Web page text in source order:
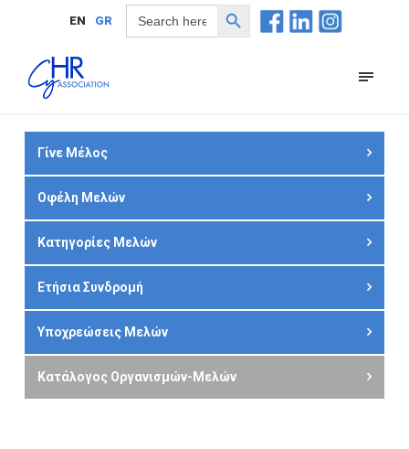
EN GR
Search
for:
Search Button
Γίνε Μέλος
Οφέλη Μελών
Κατηγορίες Μελών
Ετήσια Συνδρομή
Υποχρεώσεις Μελών
Κατάλογος Οργανισμών-Μελών